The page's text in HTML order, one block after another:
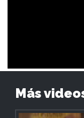
Más